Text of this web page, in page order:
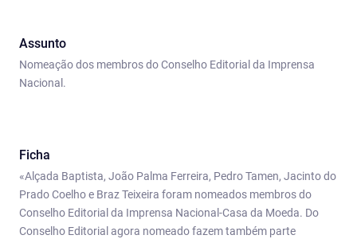
Assunto
Nomeação dos membros do Conselho Editorial da Imprensa
Nacional.
Ficha
«Alçada Baptista, João Palma Ferreira, Pedro Tamen, Jacinto do
Prado Coelho e Braz Teixeira foram nomeados membros do
Conselho Editorial da Imprensa Nacional-Casa da Moeda. Do
Conselho Editorial agora nomeado fazem também parte